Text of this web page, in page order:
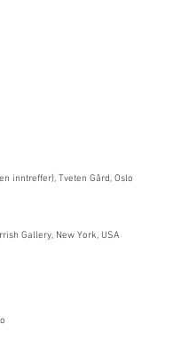
Tveten Gård, Oslo
Gallery, New York, USA